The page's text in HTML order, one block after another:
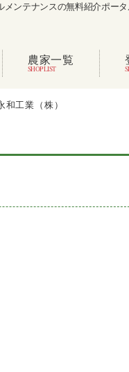
ンテナンスの無料紹介ポー
農家一覧
和工業（株）